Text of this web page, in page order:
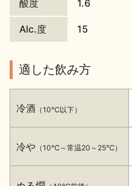
地酒・イベント情報
イベント情報TOP
酸度 1.6
Alc.度 15
適した飲み方
冷酒 （10℃以下）
冷や （10℃～常温20～25℃）